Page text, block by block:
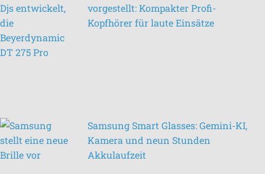
vorgestellt: Kompakter Profi-
Kopfhörer für laute Einsätze
Samsung Smart Glasses: Gemini-KI,
Kamera und neun Stunden
Akkulaufzeit